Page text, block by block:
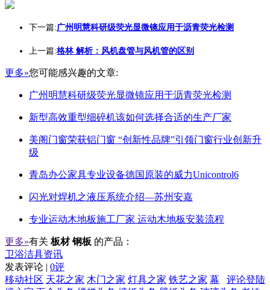
下一篇:广州明慧科研级荧光显微镜应用于沥青荧光检测
上一篇:格林 解析：风机盘管与风机管的区别
更多»您可能感兴趣的文章:
广州明慧科研级荧光显微镜应用于沥青荧光检测
新型高效重型细碎机该如何选择合适的生产厂家
美阁门窗荣获铝门窗 “创新性品牌”引领门窗行业创新升
级
青岛办公家具专业设备德国原装的威力Unicontrol6
闪光对焊机之液压系统介绍—苏州安嘉
专业运动木地板施工厂家 运动木地板安装流程
更多»有关 板材 钢板 的产品：
卫浴洁具资讯
发表评论 | 0评
评论登陆
移动社区 天花之家 木门之家 灯具之家 铁艺之家 幕